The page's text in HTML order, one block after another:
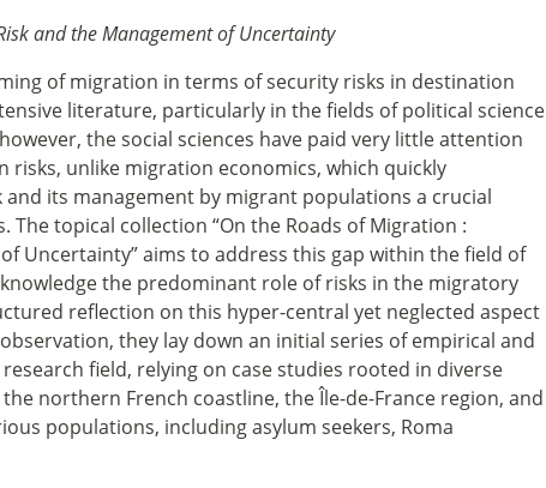
and the Management of Uncertainty
of migration in terms of security risks in destination
literature, particularly in the fields of political science
the social sciences have paid very little attention
risks, unlike migration economics, which quickly
its management by migrant populations a crucial
topical collection “On the Roads of Migration :
Uncertainty” aims to address this gap within the field of
the predominant role of risks in the migratory
reflection on this hyper-central yet neglected aspect
they lay down an initial series of empirical and
field, relying on case studies rooted in diverse
northern French coastline, the Île-de-France region, and
populations, including asylum seekers, Roma